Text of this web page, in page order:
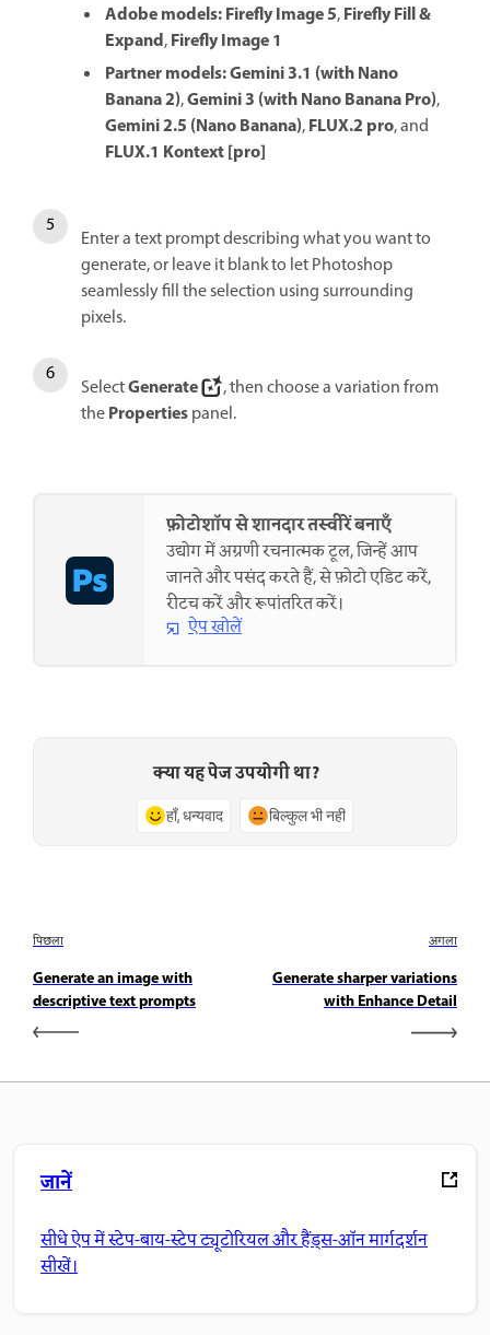
Adobe models:Firefly Image 5,Firefly Fill &
Expand,Firefly Image 1
Partner models:Gemini 3.1 (with Nano
Banana 2),Gemini 3 (with Nano Banana Pro),
Gemini 2.5 (Nano Banana),FLUX.2 pro, and
FLUX.1 Kontext [pro]
Enter a text prompt describing what you want to
generate, or leave it blank to let Photoshop
seamlessly fill the selection using surrounding
pixels.
SelectGenerate
, then choose a variation from
thePropertiespanel.
फ़ोटोशॉप से शानदार तस्वीरें बनाएँ
उद्योग में अग्रणी रचनात्मक टूल, जिन्हें आप
जानते और पसंद करते हैं, से फ़ोटो एडिट करें,
रीटच करें और रूपांतरित करें।
ऐप खोलें
क्या यह पेज उपयोगी था?
हाँ, धन्यवाद बिल्कुल भी नहीं
पिछला
Generate an image with
descriptive text prompts
अगला
Generate sharper variations
with Enhance Detail
जानें
सीधे ऐप में स्टेप-बाय-स्टेप ट्यूटोरियल और हैंड्स-ऑन मार्गदर्शन
सीखें।